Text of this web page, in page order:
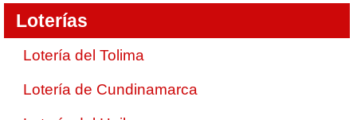
Loterías
Lotería del Tolima
Lotería de Cundinamarca